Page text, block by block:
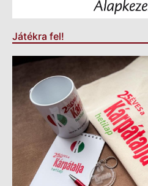
Játékra fel!